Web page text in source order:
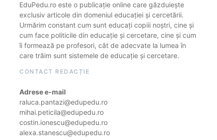
EduPedu.ro este o publicație online care găzduiește
exclusiv articole din domeniul educației și cercetării.
Urmărim constant cum sunt educați copiii noștri, cine și
cum face politicile din educație și cercetare, cine și cum
îi formează pe profesori, cât de adecvate la lumea în
care trăim sunt sistemele de educație și cercetare.
CONTACT REDACȚIE
Adrese e-mail
raluca.pantazi@edupedu.ro
mihai.peticila@edupedu.ro
costin.ionescu@edupedu.ro
alexa.stanescu@edupedu.ro